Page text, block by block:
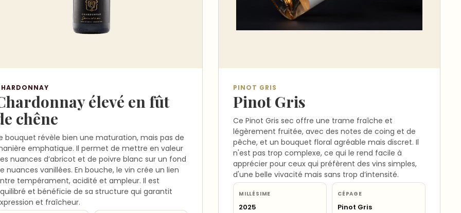
élevé en fût
chêne
bouquet révèle bien une maturation, mais pas de
emphatique. Il permet de mettre en valeur
nuances d’abricot et de poivre blanc sur un fond
nuances vanillées. En bouche, le vin crée un lien
tempérament, acidité et ampleur. Il est
et bénéficie de sa structure qui garantit
et fraîcheur.
PINOT GRIS
Pinot Gris
Ce Pinot Gris sec offre une trame fraîche et
légèrement fruitée, avec des notes de coing et de
pêche, et un bouquet floral agréable mais discret. Il
n'est pas trop complexe, ce qui le rend facile à
apprécier pour ceux qui préfèrent des vins simples,
d'une belle vivacité mais sans trop d’intensité.
MILLÉSIME
2025
CÉPAGE
Pinot Gris